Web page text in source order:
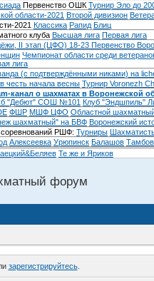
Первенство ОШК Турнир Эло до
области-2021 Второй дивизион
2021 Классика Рапид Блиц
клуба Высшая лига Первая лига
II этап (ЦФО) 18-23 Первенство
Чемпионат области среди
лига
(с подтверждёнными никами) на
честь начала весны Турнир Voronezh
канал о шахматах в Воронежской
"Дебют" СОШ №101 Клуб "Эндшпиль"
ФШР МШФ ЦФО Областной
шахматный" на БВФ Воронежский
соревнований РШФ: Турниры
Алексеевка Урюпинск Балашов Тамбов
Те же и Яриков
форум
зарегистрируйтесь.